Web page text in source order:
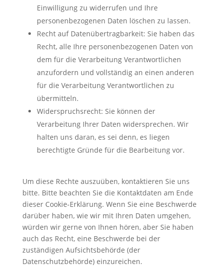
Einwilligung zu widerrufen und Ihre
personenbezogenen Daten löschen zu lassen.
Recht auf Datenübertragbarkeit: Sie haben das
Recht, alle Ihre personenbezogenen Daten von
dem für die Verarbeitung Verantwortlichen
anzufordern und vollständig an einen anderen
für die Verarbeitung Verantwortlichen zu
übermitteln.
Widerspruchsrecht: Sie können der
Verarbeitung Ihrer Daten widersprechen. Wir
halten uns daran, es sei denn, es liegen
berechtigte Gründe für die Bearbeitung vor.
Um diese Rechte auszuüben, kontaktieren Sie uns
bitte. Bitte beachten Sie die Kontaktdaten am Ende
dieser Cookie-Erklärung. Wenn Sie eine Beschwerde
darüber haben, wie wir mit Ihren Daten umgehen,
würden wir gerne von Ihnen hören, aber Sie haben
auch das Recht, eine Beschwerde bei der
zuständigen Aufsichtsbehörde (der
Datenschutzbehörde) einzureichen.